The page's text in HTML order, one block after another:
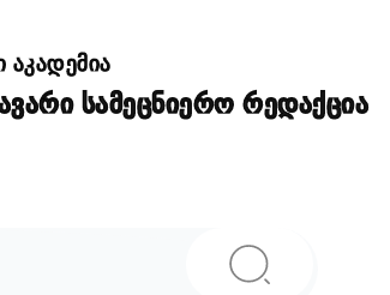
სამეცნიერო რედაქცია